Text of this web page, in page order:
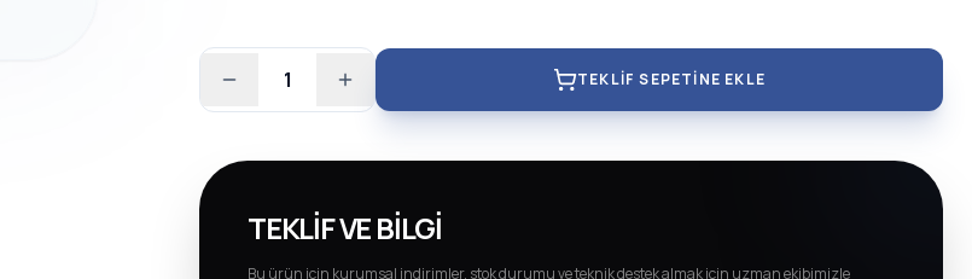
1 TEKLIF SEPETINE EKLE
TEKLIF VE BILGI
Bu ürün için kurumsal indirimler, stok durumu ve teknik destek almak için uzman ekibimizle